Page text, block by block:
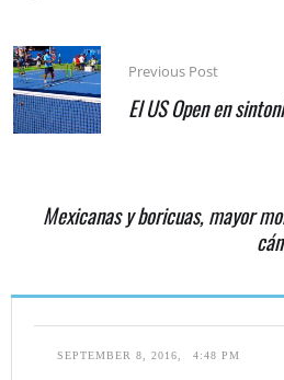
SEPTEMBER 8, 2016 4:48 PM
Previous Post
El US Open en
Mexicanas y boricuas, mayor